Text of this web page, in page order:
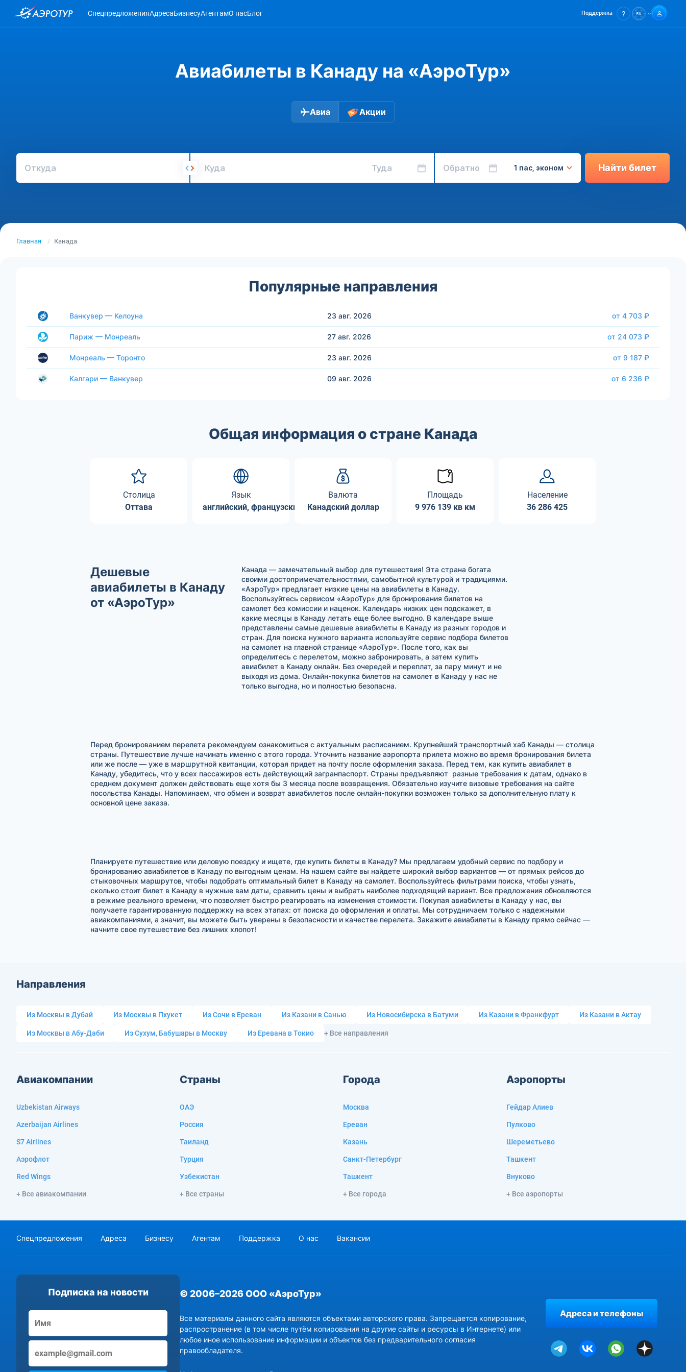
СпецпредложенияАдресаБизнесуАгентамО насБлог Поддержка
Авиабилеты в Канаду на «АэроТур»
Авиа Акции
Откуда Куда Туда Обратно 1 пас, эконом Найти билет
Главная Канада
Популярные направления
Ванкувер — Келоуна 23 авг. 2026 от 4 703 ₽
Париж — Монреаль 27 авг. 2026 от 24 073 ₽
Монреаль — Торонто 23 авг. 2026 от 9 187 ₽
Калгари — Ванкувер 09 авг. 2026 от 6 236 ₽
Общая информация о стране Канада
Столица
Оттава
Язык
английский, французский
Валюта
Канадский доллар
Площадь
9 976 139 кв км
Население
36 286 425
Дешевые
авиабилеты в Канаду
от «АэроТур»
Канада — замечательный выбор для путешествия! Эта страна богата
своими достопримечательностями, самобытной культурой и традициями.
«АэроТур» предлагает низкие цены на авиабилеты в Канаду.
Воспользуйтесь сервисом «АэроТур» для бронирования билетов на
самолет без комиссии и наценок. Календарь низких цен подскажет, в
какие месяцы в Канаду летать еще более выгодно. В календаре выше
представлены самые дешевые авиабилеты в Канаду из разных городов и
стран. Для поиска нужного варианта используйте сервис подбора билетов
на самолет на главной странице «АэроТур». После того, как вы
определитесь с перелетом, можно забронировать, а затем купить
авиабилет в Канаду онлайн. Без очередей и переплат, за пару минут и не
выходя из дома. Онлайн-покупка билетов на самолет в Канаду у нас не
только выгодна, но и полностью безопасна.
Перед бронированием перелета рекомендуем ознакомиться с актуальным расписанием. Крупнейший транспортный хаб Канады — столица
страны. Путешествие лучше начинать именно с этого города. Уточнить название аэропорта прилета можно во время бронирования билета
или же после — уже в маршрутной квитанции, которая придет на почту после оформления заказа. Перед тем, как купить авиабилет в
Канаду, убедитесь, что у всех пассажиров есть действующий загранпаспорт. Страны предъявляют разные требования к датам, однако в
среднем документ должен действовать еще хотя бы 3 месяца после возвращения. Обязательно изучите визовые требования на сайте
посольства Канады. Напоминаем, что обмен и возврат авиабилетов после онлайн-покупки возможен только за дополнительную плату к
основной цене заказа.
Планируете путешествие или деловую поездку и ищете, где купить билеты в Канаду? Мы предлагаем удобный сервис по подбору и
бронированию авиабилетов в Канаду по выгодным ценам. На нашем сайте вы найдете широкий выбор вариантов — от прямых рейсов до
стыковочных маршрутов, чтобы подобрать оптимальный билет в Канаду на самолет. Воспользуйтесь фильтрами поиска, чтобы узнать,
сколько стоит билет в Канаду в нужные вам даты, сравнить цены и выбрать наиболее подходящий вариант. Все предложения обновляются
в режиме реального времени, что позволяет быстро реагировать на изменения стоимости. Покупая авиабилеты в Канаду у нас, вы
получаете гарантированную поддержку на всех этапах: от поиска до оформления и оплаты. Мы сотрудничаем только с надежными
авиакомпаниями, а значит, вы можете быть уверены в безопасности и качестве перелета. Закажите авиабилеты в Канаду прямо сейчас —
начните свое путешествие без лишних хлопот!
Направления
Из Москвы в Дубай Из Москвы в Пхукет Из Сочи в Ереван Из Казани в Санью Из Новосибирска в Батуми Из Казани в Франкфурт Из Казани в Актау
Из Москвы в Абу-Даби Из Сухум, Бабушары в Москву Из Еревана в Токио + Все направления
Авиакомпании
Uzbekistan Airways
Azerbaijan Airlines
S7 Airlines
Аэрофлот
Red Wings
+ Все авиакомпании
Страны
ОАЭ
Россия
Таиланд
Турция
Узбекистан
+ Все страны
Города
Москва
Ереван
Казань
Санкт-Петербург
Ташкент
+ Все города
Аэропорты
Гейдар Алиев
Пулково
Шереметьево
Ташкент
Внуково
+ Все аэропорты
Спецпредложения Адреса Бизнесу Агентам Поддержка О нас Вакансии
Подписка на новости © 2006–2026 ООО «АэроТур»
Все материалы данного сайта являются объектами авторского права. Запрещается копирование,
распространение (в том числе путём копирования на другие сайты и ресурсы в Интернете) или
любое иное использование информации и объектов без предварительного согласия
правообладателя.
Адреса и телефоны